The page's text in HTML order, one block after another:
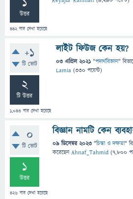
উত্তর
442বার দেখা হয়েছে
+1
টি ভোট
2
টি উত্তর
1,043 বার দেখা হয়েছে
লাইট ফিউজ কেন হয়?
03 এপ্রিল 2021 "পদার্থবিজ্ঞান"
Lamia (330 পয়েন্ট)
0
টি ভোট
1
উত্তর
426 বার দেখা হয়েছে
বিজ্ঞান নামটি কেন
09 ডিসেম্বর 2023 "চিন্তা ও দক্ষতা"
করেছেনAhnaf_Tahmid (7,800